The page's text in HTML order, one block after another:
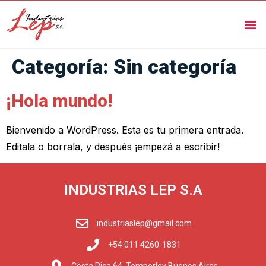
Categoría: Sin categoría
¡Hola mundo!
Bienvenido a WordPress. Esta es tu primera entrada.
Editala o borrala, y después ¡empezá a escribir!
INDUSTRIAS LEP S.A
industriaslep@gmail.com
+54 011 4260-1831